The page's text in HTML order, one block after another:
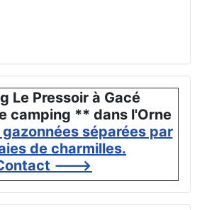
Le Pressoir à Gacé
camping ** dans l'Orne
séparées par
de charmilles.
--->